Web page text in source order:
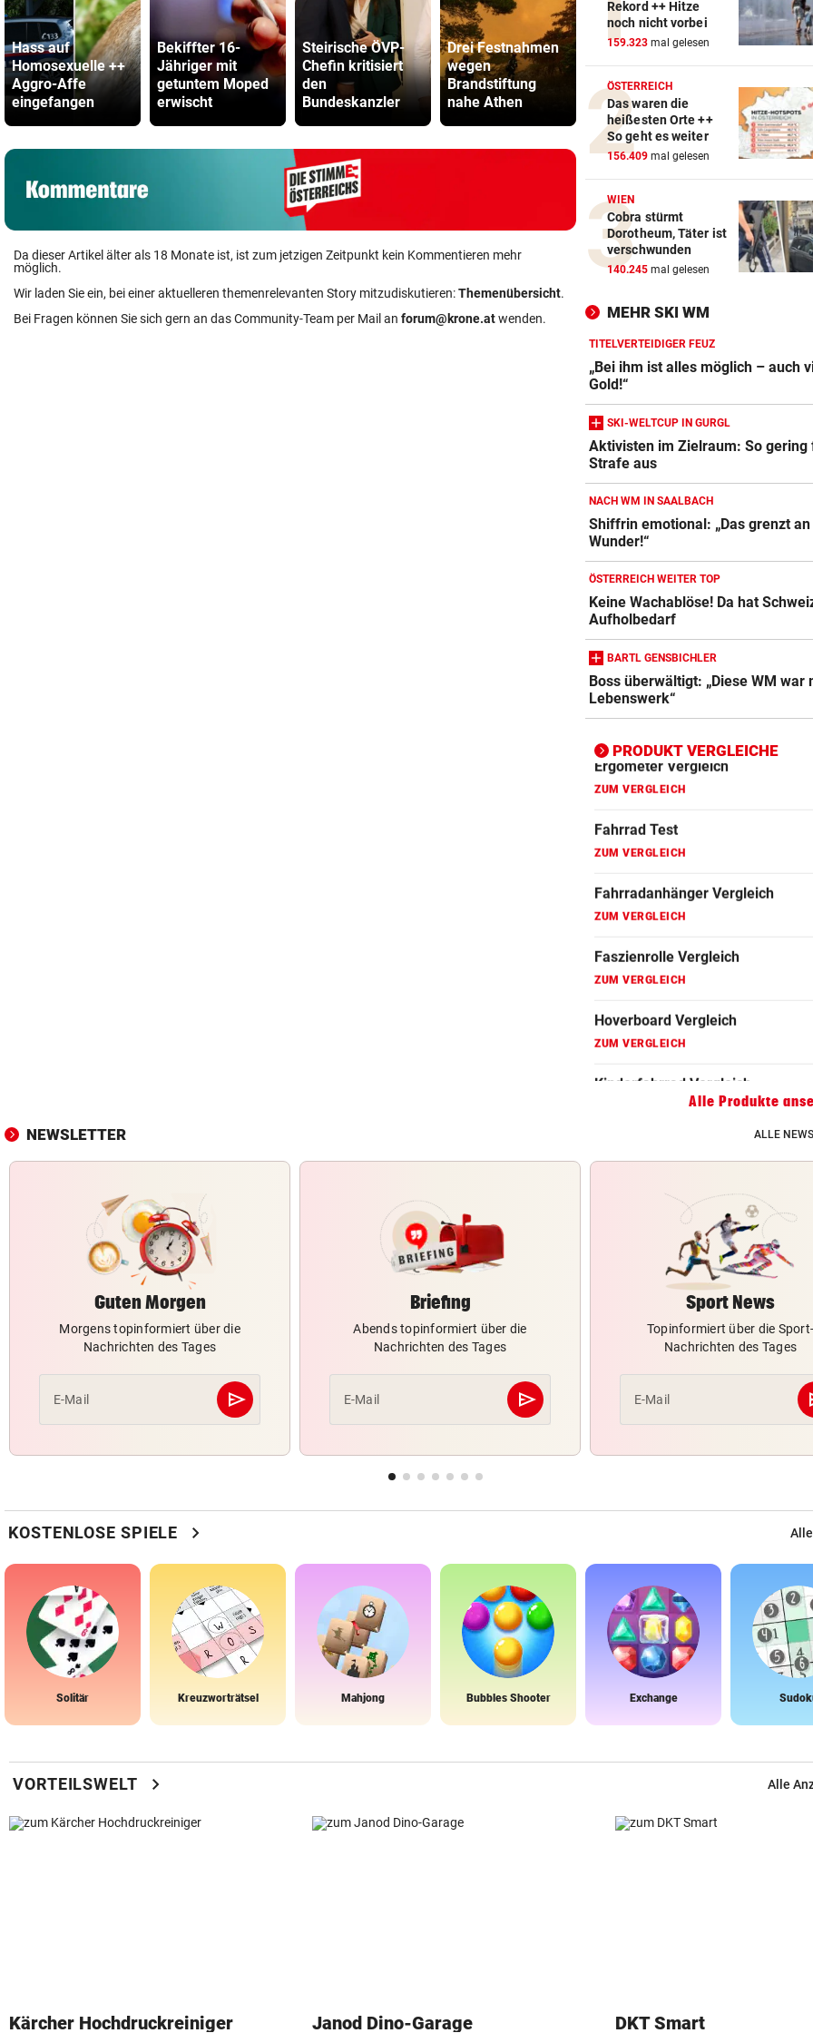
Hass auf
Homosexuelle ++
Aggro-Affe
eingefangen
Bekiffter 16-
Jähriger mit
getuntem Moped
erwischt
Steirische ÖVP-
Chefin kritisiert
den
Bundeskanzler
Drei Festnahmen
wegen
Brandstiftung
nahe Athen
Mit Versorgung
überfordert: 400
Schweine
verendet
ÖBB-
„Haben
sterben
Da dieser Artikel älter als 18 Monate ist, ist zum jetzigen Zeitpunkt kein Kommentieren mehr
möglich.
Wir laden Sie ein, bei einer aktuelleren themenrelevanten Story mitzudiskutieren:Themenübersicht.
Bei Fragen können Sie sich gern an das Community-Team per Mail an forum@krone.atwenden.
Rekord ++ Hitze
noch nicht vorbei
159.323 mal gelesen
ÖSTERREICH
Das waren die
heißesten Orte ++
So geht es weiter
156.409 mal gelesen
WIEN
Cobra stürmt
Dorotheum, Täter ist
verschwunden
140.245 mal gelesen
MEHR SKI WM
TITELVERTEIDIGER FEUZ
„Bei ihm ist alles möglich – auch
Gold!“
SKI-WELTCUP IN GURGL
Aktivisten im Zielraum: So gering
Strafe aus
NACH WM IN SAALBACH
Shiffrin emotional: „Das grenzt
Wunder!“
ÖSTERREICH WEITER TOP
Keine Wachablöse! Da hat
Aufholbedarf
BARTL GENSBICHLER
Boss überwältigt: „Diese WM war
Lebenswerk“
PRODUKT VERGLEICHE
Action-Cam Vergleich
Crosstrainer Vergleich
E-Bike Vergleich
ZUM VERGLEICH
Elektro-Scooter Vergleich
ZUM VERGLEICH
Ergometer Vergleich
ZUM VERGLEICH
Fahrrad Test
Fahrradanhänger Vergleich
Faszienrolle Vergleich
Hoverboard Vergleich
Kinderfahrrad Vergleich
Alle Produkte
NEWSLETTER ALLE
Guten Morgen
Morgens topinformiert über die
Nachrichten des Tages
E-Mail send
Abschicken
Briefing
Abends topinformiert über die
Nachrichten des Tages
E-Mail send
Abschicken
Sport News
Topinformiert über die Sport-
Nachrichten des Tages
E-Mail
KOSTENLOSE SPIELE chevron_right
Solitär Kreuzworträtsel Mahjong Bubbles Shooter Exchange
VORTEILSWELT chevron_right Alle
Kärcher Hochdruckreiniger Janod Dino-Garage DKT Smart